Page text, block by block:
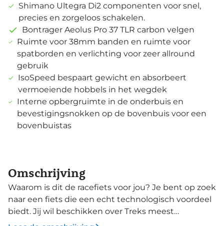
Shimano Ultegra Di2 componenten voor snel,
precies en zorgeloos schakelen.
Bontrager Aeolus Pro 37 TLR carbon velgen
Ruimte voor 38mm banden en ruimte voor
spatborden en verlichting voor zeer allround
gebruik
IsoSpeed bespaart gewicht en absorbeert
vermoeiende hobbels in het wegdek
Interne opbergruimte in de onderbuis en
bevestigingsnokken op de bovenbuis voor een
bovenbuistas
Omschrijving
Waarom is dit de racefiets voor jou? Je bent op zoek
naar een fiets die een echt technologisch voordeel
biedt. Jij wil beschikken over Treks meest
geavanceerde endurance frame op de weg en het